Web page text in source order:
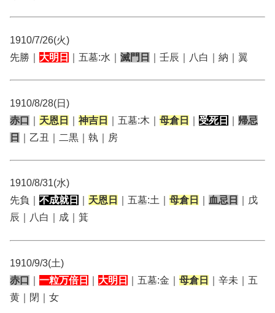
1910/7/26(火)
先勝｜ 大明日 ｜五墓:水｜ 滅門日 ｜壬辰｜八白｜納｜翼
1910/8/28(日)
赤口
天恩日 神吉日 ｜五墓:木｜ 母倉日 受死日
帰忌
日
｜乙丑｜二黒｜執｜房
1910/8/31(水)
先負｜ 不成就日 天恩日 ｜五墓:土｜ 母倉日 血忌日
｜戊
辰｜八白｜成｜箕
1910/9/3(土)
赤口
一粒万倍日 大明日 ｜五墓:金｜ 母倉日
｜辛未｜五
黄｜閉｜女